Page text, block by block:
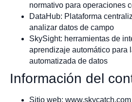
normativo para operaciones
DataHub: Plataforma
analizar datos de campo
SkySight: herramientas de
aprendizaje automático para
automatizada de datos
Información del
Sitio web: www.skycatch.com